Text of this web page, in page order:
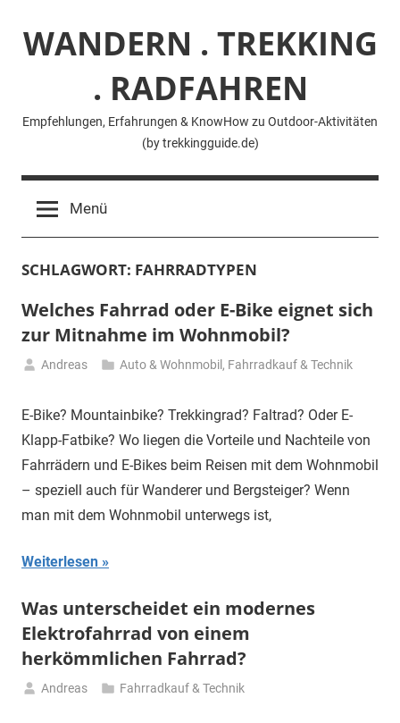
Inhalt
springenWANDERN . TREKKING
. RADFAHREN
Empfehlungen, Erfahrungen & KnowHow zu Outdoor-Aktivitäten
(by trekkingguide.de)
Menü
SCHLAGWORT: FAHRRADTYPEN
Welches Fahrrad oder E-Bike eignet sich
zur Mitnahme im Wohnmobil?
April
Andreas Auto & Wohnmobil , Fahrradkauf & Technik
E-Bike? Mountainbike? Trekkingrad? Faltrad? Oder E-
Klapp-Fatbike? Wo liegen die Vorteile und Nachteile von
Fahrrädern und E-Bikes beim Reisen mit dem Wohnmobil
– speziell auch für Wanderer und Bergsteiger? Wenn
man mit dem Wohnmobil unterwegs ist,
Weiterlesen
Was unterscheidet ein modernes
Elektrofahrrad von einem
herkömmlichen Fahrrad?
Andreas Fahrradkauf & Technik